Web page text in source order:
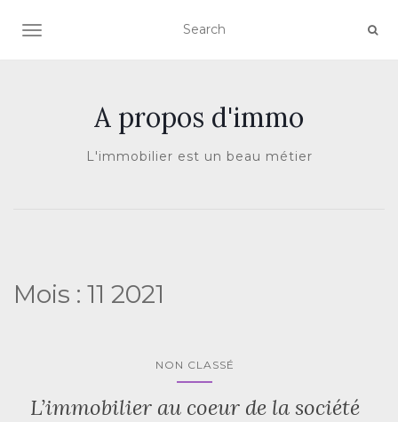
AFFICHER/MASQUER LA NAVIGATION
A propos d'immo
L'immobilier est un beau métier
Mois : 11 2021
NON CLASSÉ
L’immobilier au coeur de la société